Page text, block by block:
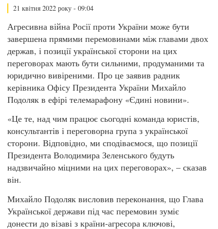
21 квітня 2022 року - 09:04
Агресивна війна Росії проти України може бути
завершена прямими перемовинами між главами двох
держав, і позиції української сторони на цих
переговорах мають бути сильними, продуманими та
юридично вивіреними. Про це заявив радник
керівника Офісу Президента України Михайло
Подоляк в ефірі телемарафону «Єдині новини».
«Це те, над чим працює сьогодні команда юристів,
консультантів і переговорна група з української
сторони. Відповідно, ми сподіваємося, що позиції
Президента Володимира Зеленського будуть
надзвичайно міцними на цих переговорах», – сказав
він.
Михайло Подоляк висловив переконання, що Глава
Української держави під час перемовин зуміє
донести до візаві з країни-агресора ключові,